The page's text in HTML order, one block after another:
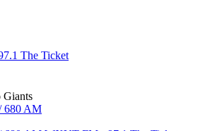
The Ticket
Giants
680 AM